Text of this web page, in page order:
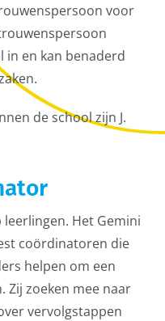
voor
in en kan benaderd
de school zijn J.
Het Gemini
coördinatoren die
helpen om een
Zij zoeken mee naar
vervolgstappen